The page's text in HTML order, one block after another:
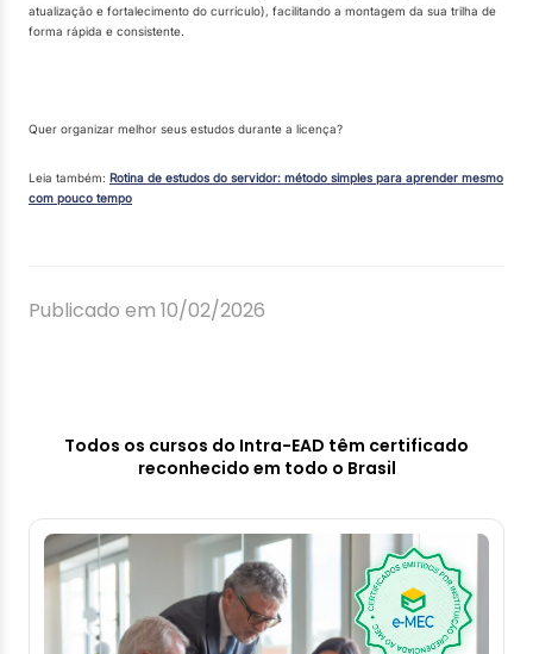
atualização e fortalecimento do currículo), facilitando a montagem da sua trilha de
forma rápida e consistente.
Quer organizar melhor seus estudos durante a licença?
Leia também: Rotina de estudos do servidor: método simples para aprender mesmo
com pouco tempo
Publicado em 10/02/2026
Todos os cursos do Intra-EAD têm certificado
reconhecido em todo o Brasil